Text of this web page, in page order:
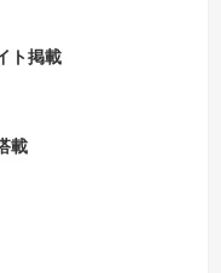
ト掲載
載